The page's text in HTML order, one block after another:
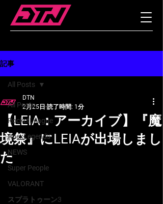
記事
All Posts
RocketLeague
ApexLegends
NEWS
Super People
VALORANT
スプラトゥーン3
All Posts
【LEIA：アーカイブ】『魔
境祭』にLEIAが出場しまし
た
DTN
2月25日 読了時間: 1分